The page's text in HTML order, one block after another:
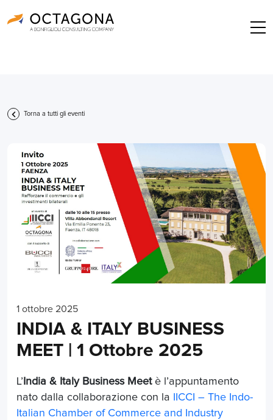
Torna a tutti gli eventi
1 ottobre 2025
INDIA & ITALY BUSINESS
MEET | 1 Ottobre 2025
L’ India & Italy Business Meetè l’appuntamento
nato dalla collaborazione con la
IICCI – The Indo-
Italian Chamber of Commerce and Industry